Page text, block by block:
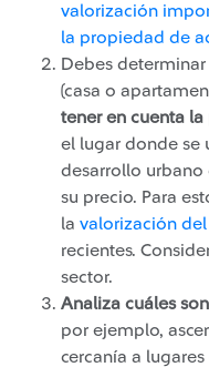
valorización
la propiedad de
Debes
(casa o
tener en cuenta
el lugar donde se
desarrollo
su precio. Para
la valorización
recientes.
sector.
Analiza cuáles
por ejemplo,
cercanía a